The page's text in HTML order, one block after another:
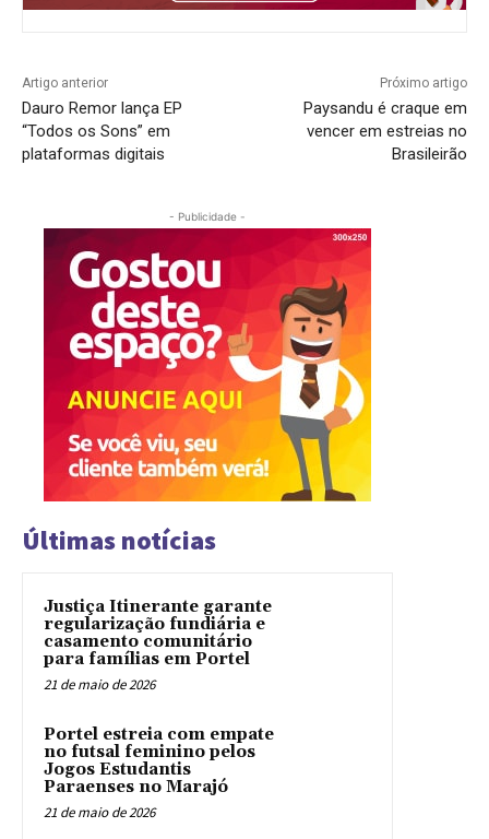
Artigo anterior
Dauro Remor lança EP
“Todos os Sons” em
plataformas digitais
Próximo artigo
Paysandu é craque em
vencer em estreias no
Brasileirão
- Publicidade -
Últimas notícias
Justiça Itinerante garante
regularização fundiária e
casamento comunitário
para famílias em Portel
21 de maio de 2026
Portel estreia com empate
no futsal feminino pelos
Jogos Estudantis
Paraenses no Marajó
21 de maio de 2026